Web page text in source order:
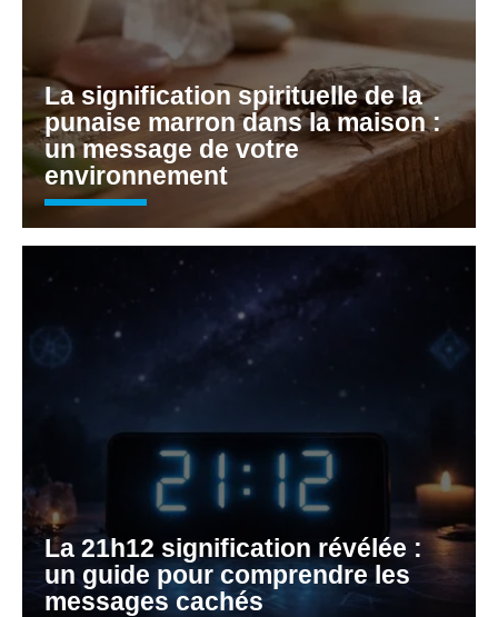
La signification spirituelle de la
punaise marron dans la maison :
un message de votre
environnement
La 21h12 signification révélée :
un guide pour comprendre les
messages cachés